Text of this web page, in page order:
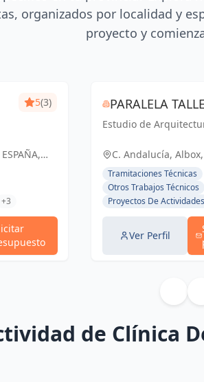
organizados por localidad y
proyecto y
5(3)
+3
PARALELA
CREATIVO S.L.
Estudio de
Especializados en
Viviendas
Reforma y Obra Nueva.
C. Andalucía,
España
Tramitaciones Técnicas
Otros Trabajos Técnicos
Proyectos De Actividades
Ver Perfil
de Clínica